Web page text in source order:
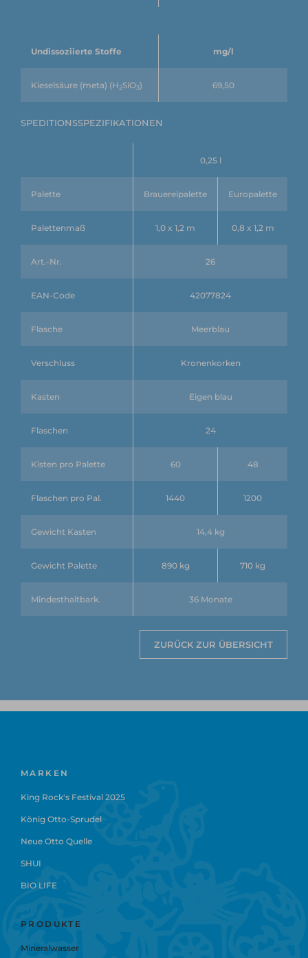
Undissoziierte Stoffe mg/l
Kieselsäure (meta) (H2SiO3) 69,50
SPEDITIONSSPEZIFIKATIONEN
0,25 l
Palette Brauereipalette Europalette
Palettenmaß 1,0 x 1,2 m 0,8 x 1,2 m
Art.-Nr. 26
EAN-Code 42077824
Flasche Meerblau
Verschluss Kronenkorken
Kasten Eigen blau
Flaschen 24
Kisten pro Palette 60 48
Flaschen pro Pal. 1440 1200
Gewicht Kasten 14,4 kg
Gewicht Palette 890 kg 710 kg
Mindesthaltbark. 36 Monate
ZURÜCK ZUR ÜBERSICHT
MARKEN
King Rock's Festival 2025
König Otto-Sprudel
Neue Otto Quelle
SHUI
BIO LIFE
PRODUKTE
Mineralwasser